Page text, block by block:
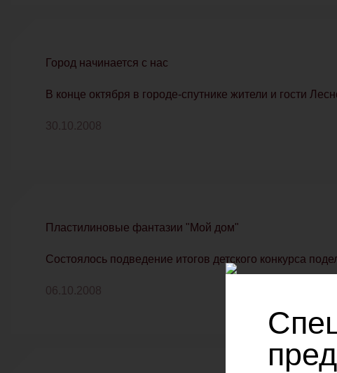
Город начинается с нас
В конце октября в городе-спутнике жители и гости
30.10.2008
Пластилиновые фантазии "Мой дом"
Состоялось подведение итогов детского конкурса
06.10.2008